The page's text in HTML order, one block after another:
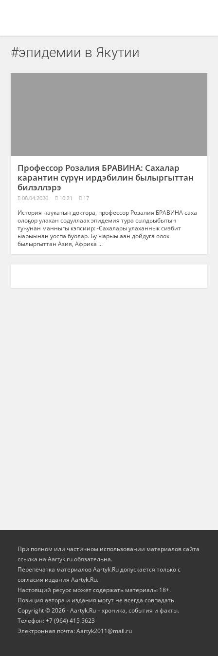
#эпидемии в Якутии
Профессор Розалия БРАВИНА: Сахалар
карантин сүрүн ирдэбилин былыргыттан
билэллэрэ
08.04.2020 10:21 17
История наукатын доктора, профессор Розалия БРАВИНА саха
олоҕор улахан содуллаах эпидемия тура сылдьыбытын
туһунан манныгы кэпсиир: -Сахалары улаханнык сиэбит
ыарыынан уоспа буолар. Бу ыарыы аан дойдуга олох
былыргыттан Азия, Африка ...
При полном или частичном использовании материалов сайта
ссылка на Aartyk.ru oбязательна.
Перепечатка материалов Aartyk.Ru допускается только с
согласия издания Aartyk.Ru.
Настоящий ресурс может содержать материалы 18+.
Позиция автора и издания могут не всегда совпадать.
Copyright © 2026 - Aartyk.Ru – хроника, события и факты.
Телефон: +7 (964) 415 5623
Электронная почта: Aartyk2011@mail.ru